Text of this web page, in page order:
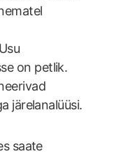
on petlik.
järelanalüüsi.
saate